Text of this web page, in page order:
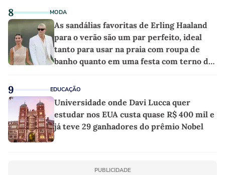
8 MODA
As sandálias favoritas de Erling Haaland
para o verão são um par perfeito, ideal
tanto para usar na praia com roupa de
banho quanto em uma festa com terno de
9 EDUCAÇÃO
Universidade onde Davi Lucca quer
estudar nos EUA custa quase R$ 400 mil e
já teve 29 ganhadores do prêmio Nobel
PUBLICIDADE